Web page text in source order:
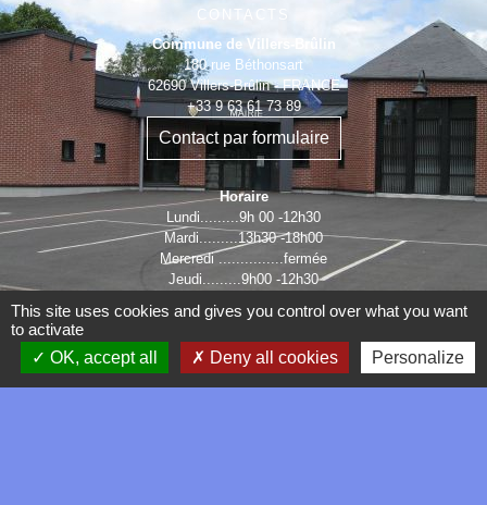
CONTACTS
Commune de Villers-Brûlin
180 rue Béthonsart
62690 Villers-Brûlin - FRANCE
+33 9 63 61 73 89
Contact par formulaire
Horaire
Lundi.........9h 00 -12h30
Mardi.........13h30 -18h00
Mercredi ...............fermée
Jeudi.........9h00 -12h30
This site uses cookies and gives you control over what you want
to activate
OK, accept all
Deny all cookies Personalize